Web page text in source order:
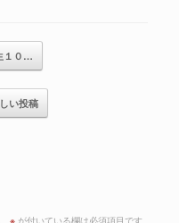
１０…
い投稿
※ が付いている欄は必須項目です